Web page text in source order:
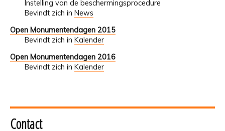
Instelling van de beschermingsprocedure
Bevindt zich in News
Open Monumentendagen 2015
Bevindt zich in Kalender
Open Monumentendagen 2016
Bevindt zich in Kalender
Contact